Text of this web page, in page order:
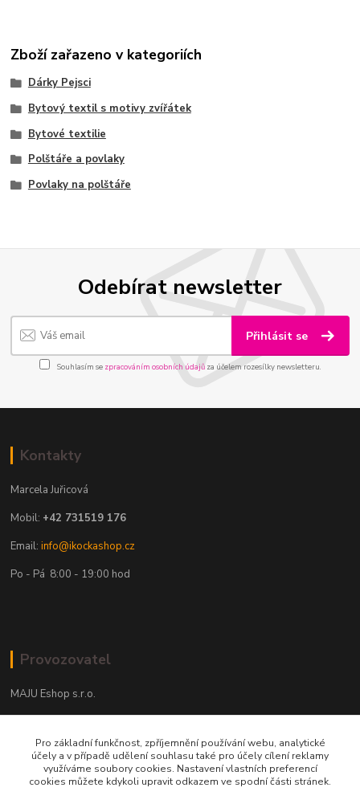
Zboží zařazeno v kategoriích
Dárky Pejsci
Bytový textil s motivy zvířátek
Bytové textilie
Polštáře a povlaky
Povlaky na polštáře
Odebírat newsletter
Přihlásit se
Souhlasím se zpracováním osobních údajůza účelem rozesílky newsletteru.
Kontakty
Marcela Juřicová
Mobil: +42 731519 176
Email:info@ikockashop.cz
Po - Pá 8:00 - 19:00 hod
Provozovatel
MAJU Eshop s.r.o.
702 00 Ostrava
IČ: 09674799
Pro základní funkčnost, zpříjemnění používání webu, analytické
účely a v případě udělení souhlasu také pro účely cílení reklamy
využíváme soubory cookies. Nastavení vlastních preferencí
cookies můžete kdykoli upravit odkazem ve spodní části stránek.